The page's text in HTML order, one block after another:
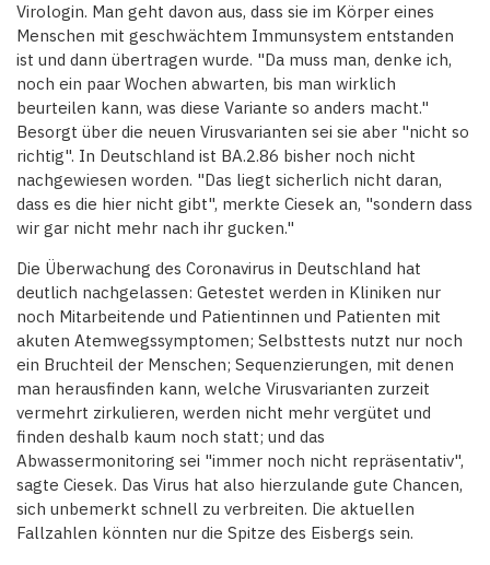
Virologin. Man geht davon aus, dass sie im Körper eines
Menschen mit geschwächtem Immunsystem entstanden
ist und dann übertragen wurde. "Da muss man, denke ich,
noch ein paar Wochen abwarten, bis man wirklich
beurteilen kann, was diese Variante so anders macht."
Besorgt über die neuen Virusvarianten sei sie aber "nicht so
richtig". In Deutschland ist BA.2.86 bisher noch nicht
nachgewiesen worden. "Das liegt sicherlich nicht daran,
dass es die hier nicht gibt", merkte Ciesek an, "sondern dass
wir gar nicht mehr nach ihr gucken."
Die Überwachung des Coronavirus in Deutschland hat
deutlich nachgelassen: Getestet werden in Kliniken nur
noch Mitarbeitende und Patientinnen und Patienten mit
akuten Atemwegssymptomen; Selbsttests nutzt nur noch
ein Bruchteil der Menschen; Sequenzierungen, mit denen
man herausfinden kann, welche Virusvarianten zurzeit
vermehrt zirkulieren, werden nicht mehr vergütet und
finden deshalb kaum noch statt; und das
Abwassermonitoring sei "immer noch nicht repräsentativ",
sagte Ciesek. Das Virus hat also hierzulande gute Chancen,
sich unbemerkt schnell zu verbreiten. Die aktuellen
Fallzahlen könnten nur die Spitze des Eisbergs sein.